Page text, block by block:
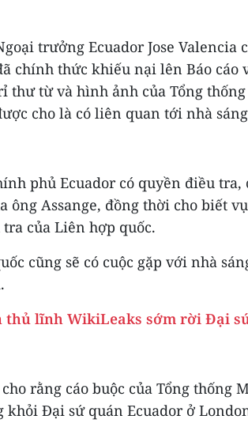
trưởng Ecuador Jose Valencia
chính thức khiếu nại lên Báo cáo
thư từ và hình ảnh của Tổng
cho là có liên quan tới nhà
phủ Ecuador có quyền điều tra,
ông Assange, đồng thời cho biết
của Liên hợp quốc.
cũng sẽ có cuộc gặp với nhà
thủ lĩnh WikiLeaks sớm rời Đại
rằng cáo buộc của Tổng thống
Đại sứ quán Ecuador ở